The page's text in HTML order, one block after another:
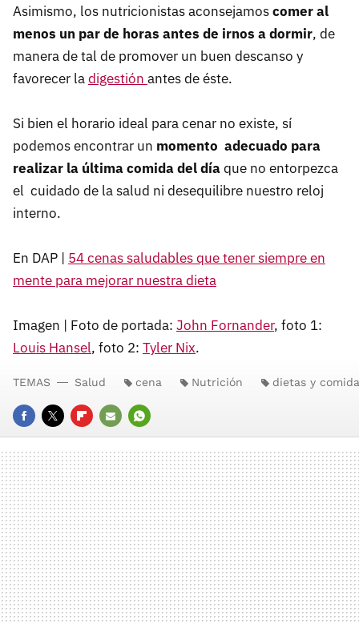
Asimismo, los nutricionistas aconsejamoscomer al
menos un par de horas antes de irnos a dormir, de
manera de tal de promover un buen descanso y
favorecer ladigestión antes de éste.
Si bien el horario ideal para cenar no existe, sí
podemos encontrar un momento adecuado para
realizar la última comida del díaque no entorpezca
el cuidado de la salud ni desequilibre nuestro reloj
interno.
En DAP | 54 cenas saludables que tener siempre en
mente para mejorar nuestra dieta
Imagen | Foto de portada: John Fornander, foto 1:
Louis Hansel, foto 2: Tyler Nix.
FACEBOOK
TWITTERFLIPBOARD
E-
MAIL
WHATSAPP
TEMAS Salud cena Nutrición dietas y